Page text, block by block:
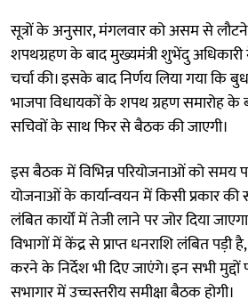
सूत्रों के अनुसार, मंगलवार को असम से लौटने
शपथग्रहण के बाद मुख्यमंत्री शुभेंदु
चर्चा की। इसके बाद निर्णय लिया गया कि
भाजपा विधायकों के शपथ ग्रहण समारोह के
सचिवों के साथ फिर से बैठक की जाएगी।
इस बैठक में विभिन्न परियोजनाओं को समय
योजनाओं के कार्यान्वयन में किसी प्रकार
लंबित कार्यों में तेजी लाने पर जोर दिया
विभागों में केंद्र से प्राप्त धनराशि लंबित
करने के निर्देश भी दिए जाएंगे। इन सभी मुद्दों
सभागार में उच्चस्तरीय समीक्षा बैठक होगी।